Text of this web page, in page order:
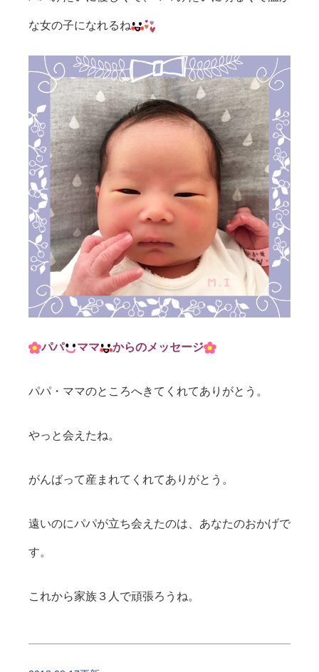
な女の子になれるね
パパ ママ からのメッセージ
パパ・ママのところへきてくれてありがとう。
やっと会えたね。
がんばって産まれてくれてありがとう。
遠いのにパパが立ち会えたのは、あなたのおかげで
す。
これから家族３人で頑張ろうね。